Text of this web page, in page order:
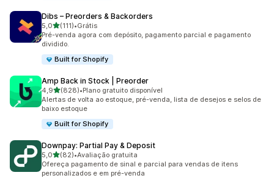
Dibs – Preorders & Backorders
5,0de 5 estrelas
(111)
111 avaliações ao todo
•Grátis
Pré-venda agora com depósito, pagamento parcial e pagamento
dividido.
Built for Shopify
Amp Back in Stock | Preorder
4,9de 5 estrelas
(828)
828 avaliações ao todo
•Plano gratuito disponível
Alertas de volta ao estoque, pré-venda, lista de desejos e selos de
baixo estoque
Built for Shopify
Downpay: Partial Pay & Deposit
5,0de 5 estrelas
(82)
82 avaliações ao todo
•Avaliação gratuita
Ofereça pagamento de sinal e parcial para vendas de itens
personalizados e em pré-venda